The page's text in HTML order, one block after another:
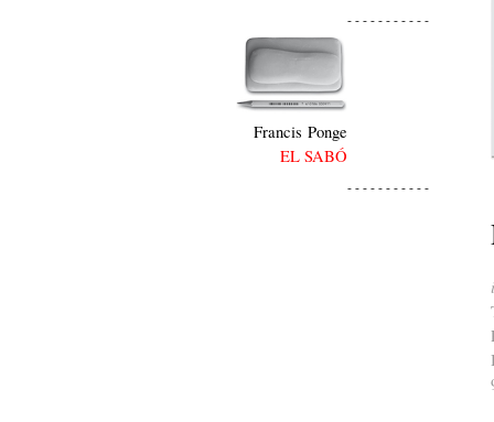
- - - - - - - - - - -
Francis Ponge
EL SABÓ
- - - - - - - - - - -